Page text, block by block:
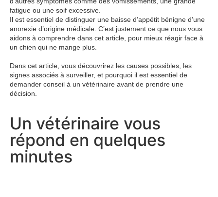
fatigue ou une soif excessive.
Il est essentiel de distinguer une baisse d’appétit bénigne d’une
anorexie d’origine médicale. C’est justement ce que nous vous
aidons à comprendre dans cet article, pour mieux réagir face à
un chien qui ne mange plus.
Dans cet article, vous découvrirez les causes possibles, les
signes associés à surveiller, et pourquoi il est essentiel de
demander conseil à un vétérinaire avant de prendre une
décision.
Un vétérinaire vous
répond en quelques
minutes